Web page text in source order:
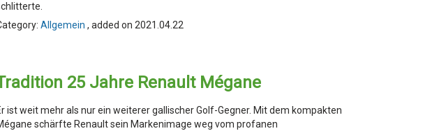
Allgemein , added on 2021.04.22
25 Jahre Renault Mégane
ist weit mehr als nur ein weiterer gallischer Golf-Gegner. Mit dem kompakten
schärfte Renault sein Markenimage weg vom profanen